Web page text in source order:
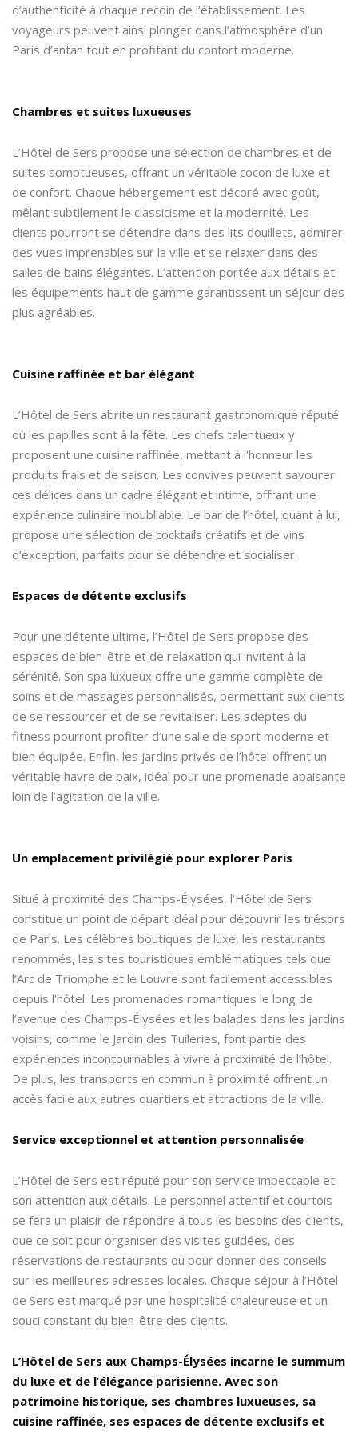
d’authenticité à chaque recoin de l’établissement. Les
voyageurs peuvent ainsi plonger dans l’atmosphère d’un
Paris d’antan tout en profitant du confort moderne.
Chambres et suites luxueuses
L’Hôtel de Sers propose une sélection de chambres et de
suites somptueuses, offrant un véritable cocon de luxe et
de confort. Chaque hébergement est décoré avec goût,
mêlant subtilement le classicisme et la modernité. Les
clients pourront se détendre dans des lits douillets, admirer
des vues imprenables sur la ville et se relaxer dans des
salles de bains élégantes. L’attention portée aux détails et
les équipements haut de gamme garantissent un séjour des
plus agréables.
Cuisine raffinée et bar élégant
L’Hôtel de Sers abrite un restaurant gastronomique réputé
où les papilles sont à la fête. Les chefs talentueux y
proposent une cuisine raffinée, mettant à l’honneur les
produits frais et de saison. Les convives peuvent savourer
ces délices dans un cadre élégant et intime, offrant une
expérience culinaire inoubliable. Le bar de l’hôtel, quant à lui,
propose une sélection de cocktails créatifs et de vins
d’exception, parfaits pour se détendre et socialiser.
Espaces de détente exclusifs
Pour une détente ultime, l’Hôtel de Sers propose des
espaces de bien-être et de relaxation qui invitent à la
sérénité. Son spa luxueux offre une gamme complète de
soins et de massages personnalisés, permettant aux clients
de se ressourcer et de se revitaliser. Les adeptes du
fitness pourront profiter d’une salle de sport moderne et
bien équipée. Enfin, les jardins privés de l’hôtel offrent un
véritable havre de paix, idéal pour une promenade apaisante
loin de l’agitation de la ville.
Un emplacement privilégié pour explorer Paris
Situé à proximité des Champs-Élysées, l’Hôtel de Sers
constitue un point de départ idéal pour découvrir les trésors
de Paris. Les célèbres boutiques de luxe, les restaurants
renommés, les sites touristiques emblématiques tels que
l’Arc de Triomphe et le Louvre sont facilement accessibles
depuis l’hôtel. Les promenades romantiques le long de
l’avenue des Champs-Élysées et les balades dans les jardins
voisins, comme le Jardin des Tuileries, font partie des
expériences incontournables à vivre à proximité de l’hôtel.
De plus, les transports en commun à proximité offrent un
accès facile aux autres quartiers et attractions de la ville.
Service exceptionnel et attention personnalisée
L’Hôtel de Sers est réputé pour son service impeccable et
son attention aux détails. Le personnel attentif et courtois
se fera un plaisir de répondre à tous les besoins des clients,
que ce soit pour organiser des visites guidées, des
réservations de restaurants ou pour donner des conseils
sur les meilleures adresses locales. Chaque séjour à l’Hôtel
de Sers est marqué par une hospitalité chaleureuse et un
souci constant du bien-être des clients.
L’Hôtel de Sers aux Champs-Élysées incarne le summum
du luxe et de l’élégance parisienne. Avec son
patrimoine historique, ses chambres luxueuses, sa
cuisine raffinée, ses espaces de détente exclusifs et